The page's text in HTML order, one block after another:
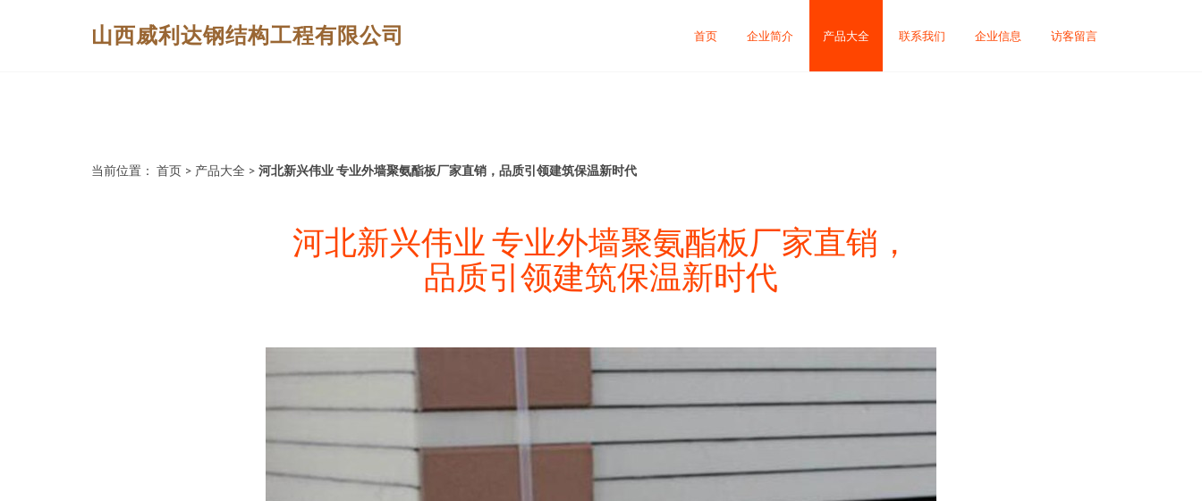
山西威利达钢结构工程有限公司 首页 企业简介 产品大全 联系我们 企业信息 访客留言
当前位置： 首页 > 产品大全 > 河北新兴伟业 专业外墙聚氨酯板厂家直销，品质引领建筑保温新时代
河北新兴伟业 专业外墙聚氨酯板厂家直销，
品质引领建筑保温新时代